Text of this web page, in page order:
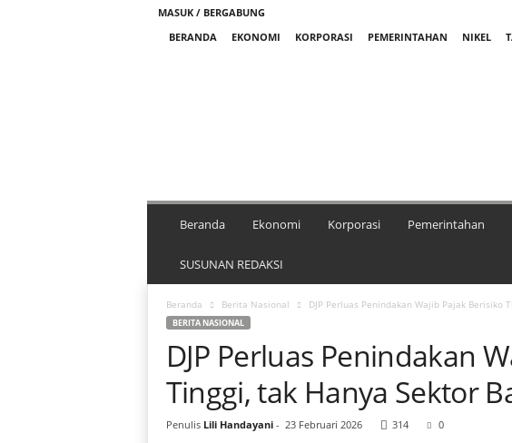
MASUK / BERGABUNG
BERANDA
EKONOMI KORPORASI PEMERINTAHAN NIKEL
i
Beranda Ekonomi Korporasi Pemerintahan
SUSUNAN REDAKSI
Beranda Berita Nasional DJP Perluas Penindakan Wajib Pajak Berisiko
BERITA NASIONAL
DJP Perluas Penindakan
Tinggi, tak Hanya Sektor
Penulis Lili Handayani- 23 Februari 2026 314 0